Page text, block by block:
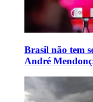
Brasil não tem
André